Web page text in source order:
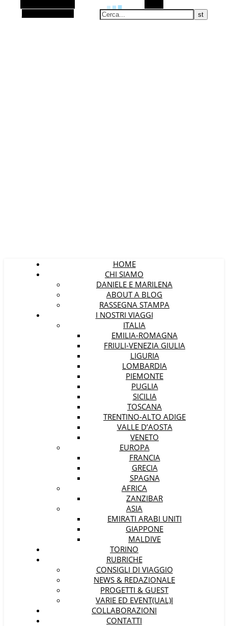
HOME
CHI SIAMO
DANIELE E MARILENA
ABOUT A BLOG
RASSEGNA STAMPA
I NOSTRI VIAGGI
ITALIA
EMILIA-ROMAGNA
FRIULI-VENEZIA GIULIA
LIGURIA
LOMBARDIA
PIEMONTE
PUGLIA
SICILIA
TOSCANA
TRENTINO-ALTO ADIGE
VALLE D’AOSTA
VENETO
EUROPA
FRANCIA
GRECIA
SPAGNA
AFRICA
ZANZIBAR
ASIA
EMIRATI ARABI UNITI
GIAPPONE
MALDIVE
TORINO
RUBRICHE
CONSIGLI DI VIAGGIO
NEWS & REDAZIONALE
PROGETTI & GUEST
VARIE ED EVENT(UAL)I
COLLABORAZIONI
CONTATTI